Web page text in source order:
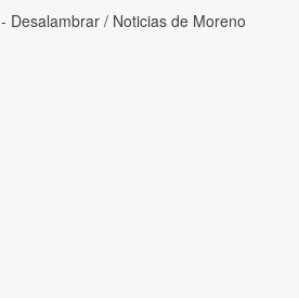
- Desalambrar / Noticias de Moreno